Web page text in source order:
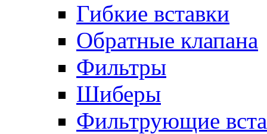
Гибкие вставки
Обратные клапана
Фильтры
Шиберы
Фильтрующие